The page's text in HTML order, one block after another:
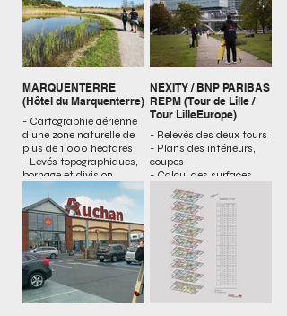
MARQUENTERRE
(Hôtel du Marquenterre)
- Cartographie aérienne
d’une zone naturelle de
plus de 1 000 hectares
- Levés topographiques,
bornage et division
- Implantation du projet
d’hôtel
NEXITY / BNP PARIBAS
REPM (Tour de Lille /
Tour LilleEurope)
- Relevés des deux tours
- Plans des intérieurs,
coupes
- Calcul des surfaces
- Décompte des places
de stationnement
- Attestation d’emprise
de l’immeuble dans la
volumétrie